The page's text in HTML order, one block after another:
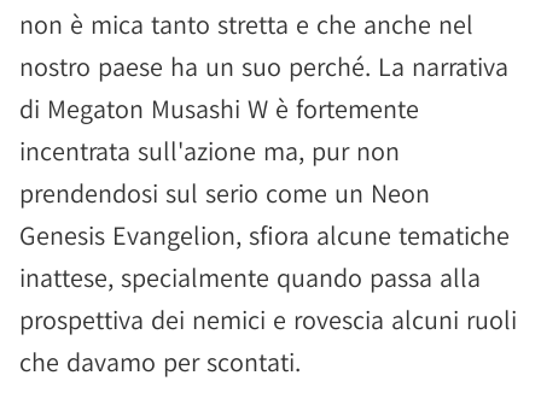
non è mica tanto stretta e che anche nel
nostro paese ha un suo perché. La narrativa
di Megaton Musashi W è fortemente
incentrata sull'azione ma, pur non
prendendosi sul serio come un Neon
Genesis Evangelion, sfiora alcune tematiche
inattese, specialmente quando passa alla
prospettiva dei nemici e rovescia alcuni ruoli
che davamo per scontati.